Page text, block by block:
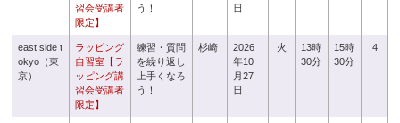
習会受講者
限定】
う！
日
east side t
okyo（東
京）
ラッピング
自習室【ラ
ッピング講
習会受講者
限定】
練習・質問
を繰り返し
上手くなろ
う！
杉崎
2026
年10
月27
日
火
13時
30分
15時
30分
4